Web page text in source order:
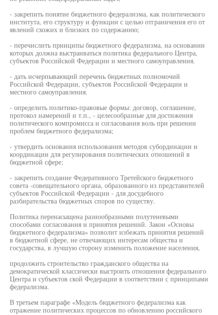
- закрепить понятие бюджетного федерализма, как политического
института, его структуру и функции с целью отграничения его от
явлений схожих и близких по содержанию;
- перечислить принципы бюджетного федерализма, на основании
которых должна выстраиваться политика федерального Центра,
субъектов Российской Федерации и местного самоуправления.
- дать исчерпывающий перечень бюджетных полномочий
Российской Федерации, субъектов Российской Федерации и
местного самоуправления.
- определить политико-правовые формы: договор, соглашение,
протокол намерений и т.п., - целесообразные для достижения
политического компромисса и согласования воль при решении
проблем бюджетного федерализма;
- утвердить основания использования методов субординации и
координации для регулирования политических отношений в
бюджетной сфере;
- закрепить создание Федеративного Третейского бюджетного
совета -совещательного органа, образованного из представителей
субъектов Российской Федерации - для досудебного
разбирательства бюджетных споров по существу.
Политика перенасыщена разнообразными полутеневыми
способами согласования и принятия решений. Закон «Основы
бюджетного федерализма» позволит избежать принятия решений
в бюджетной сфере, не отвечающих интересам общества и
государства, в лучшую сторону изменить положение населения,
продолжить строительство гражданского общества на
демократической классически выстроить отношения федерального
Центра и субъектов ской Федерации в соответствии с принципами
федерализма.
В третьем параграфе «Модель бюджетного федерализма как
отражение политических процессов по обновлению российского